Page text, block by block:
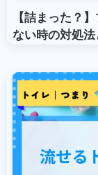
【詰まった？
ない時の対処